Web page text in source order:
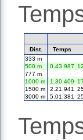
Dist.
Temps
333 m
500 m
0.43.987
777 m
1000 m
1.30.409
1500 m
2.21.941
3000 m
5.01.381